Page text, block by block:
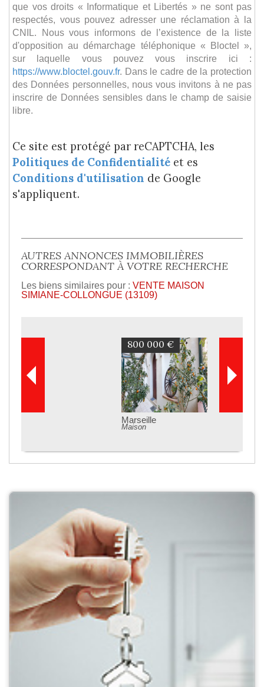
que vos droits « Informatique et Libertés » ne sont pas
respectés, vous pouvez adresser une réclamation à la
CNIL. Nous vous informons de l’existence de la liste
d'opposition au démarchage téléphonique « Bloctel »,
sur laquelle vous pouvez vous inscrire ici :
https://www.bloctel.gouv.fr. Dans le cadre de la protection
des Données personnelles, nous vous invitons à ne pas
inscrire de Données sensibles dans le champ de saisie
libre.
Ce site est protégé par reCAPTCHA, les
Politiques de Confidentialité et es
Conditions d'utilisation de Google
s'appliquent.
AUTRES ANNONCES IMMOBILIÈRES
CORRESPONDANT À VOTRE RECHERCHE
Les biens similaires pour : VENTE MAISON
SIMIANE-COLLONGUE (13109)
800 000 €
Marseille